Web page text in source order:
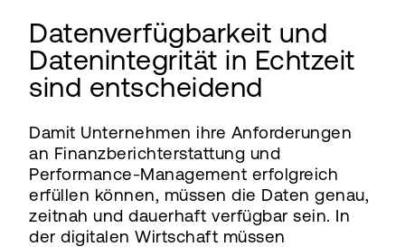
Datenverfügbarkeit und
Datenintegrität in Echtzeit
sind entscheidend
Damit Unternehmen ihre Anforderungen
an Finanzberichterstattung und
Performance-Management erfolgreich
erfüllen können, müssen die Daten genau,
zeitnah und dauerhaft verfügbar sein. In
der digitalen Wirtschaft müssen